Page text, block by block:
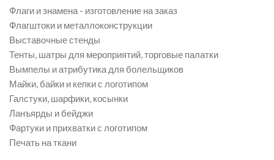
Флаги и знамена - изготовление на заказ
Флагштоки и металлоконструкции
Выставочные стенды
Тенты, шатры для мероприятий, торговые палатки
Вымпелы и атрибутика для болельщиков
Майки, байки и кепки с логотипом
Галстуки, шарфики, косынки
Ланъярды и бейджи
Фартуки и прихватки с логотипом
Печать на ткани